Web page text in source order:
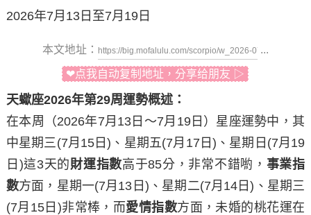
2026年7月13日至7月19日
本文地址： ...
❤点我自动复制地址，分享给朋友 ▷
天蠍座2026年第29周運勢概述：
在本周（2026年7月13日～7月19日）星座運勢中，其
中星期三(7月15日)、 星期五(7月17日)、 星期日 (7月19
日)這3天的財運指數高于85分，非常不錯喲， 事業指
數方面， 星期一(7月13日)、 星期二(7月14日)、 星期三
(7月15日)非常棒，而愛情指數方面，未婚的桃花運在